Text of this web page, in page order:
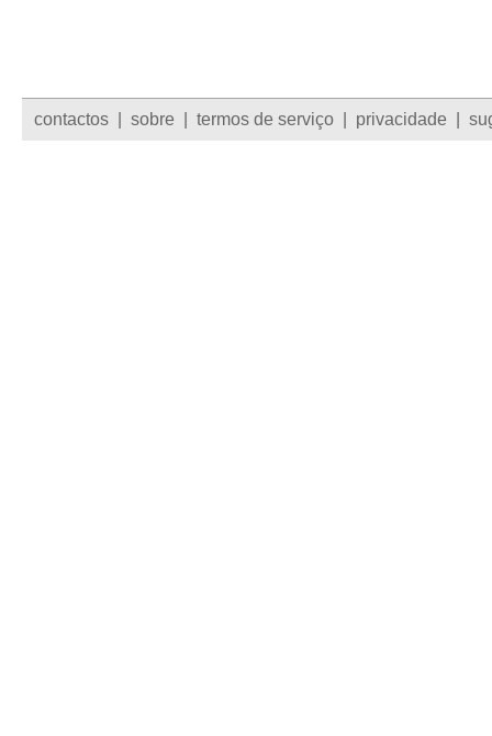
contactos sobre termos de serviço privacidade